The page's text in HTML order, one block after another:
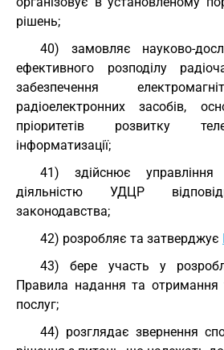
рішень;
40) замовляє науково-
ефективного розподілу
забезпечення
радіоелектронних засобів,
пріоритетів розвитку
інформатизації;
41) здійснює
діяльністю УДЦР
законодавства;
42) розробляє та затверджує
43) бере участь у
Правила надання та отримання
послуг;
44) розглядає звернення